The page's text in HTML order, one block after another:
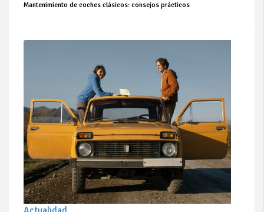
Mantenimiento de coches clásicos: consejos prácticos